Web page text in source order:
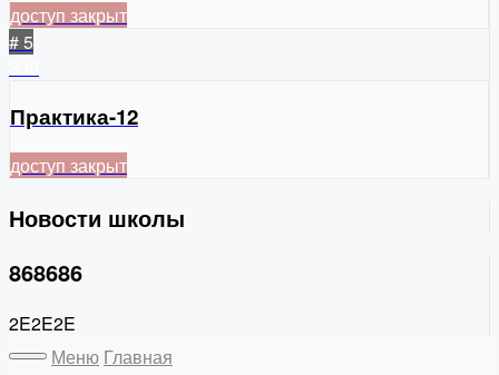
доступ закрыт
# 5
Практика-12
доступ закрыт
Новости школы
868686
2E2E2E
Меню Главная